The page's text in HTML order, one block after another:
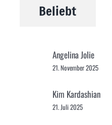
Beliebt
Angelina Jolie
21. November 2025
Kim Kardashian
21. Juli 2025